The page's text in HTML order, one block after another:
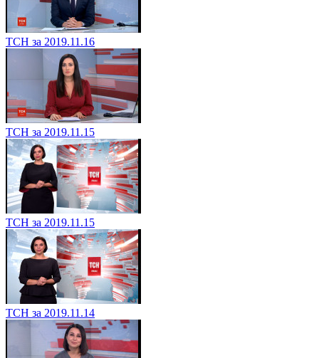
ТСН за 2019.11.16
ТСН за 2019.11.15
ТСН за 2019.11.15
ТСН за 2019.11.14